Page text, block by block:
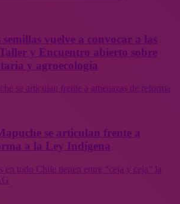
semillas vuelve a convocar a las
y Encuentro abierto sobre
y agroecología
se articulan frente a amenazas de reforma
se articulan frente a
a la Ley Indígena
en todo Chile tienen entre “ceja y ceja” la